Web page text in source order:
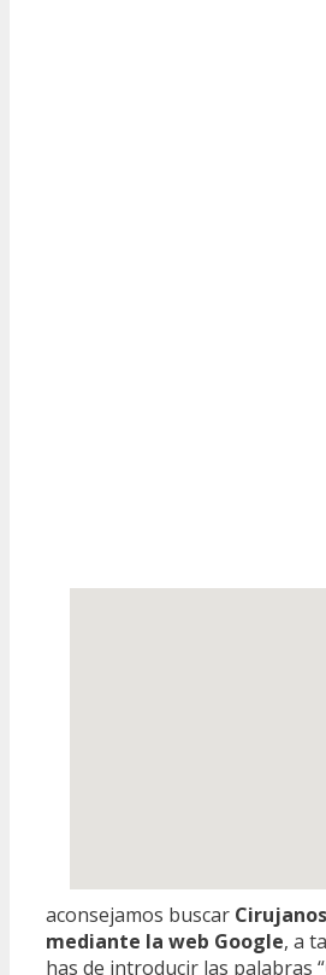
aconsejamos buscar
mediante la web Google, a
has de introducir las palabras “